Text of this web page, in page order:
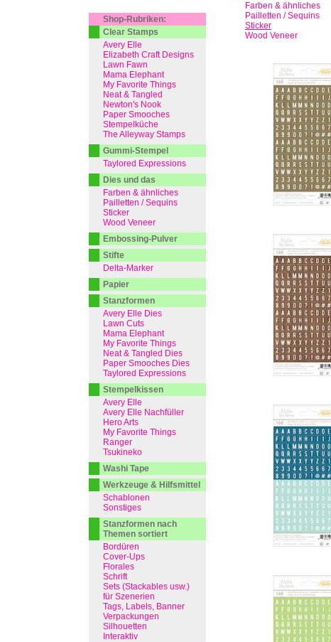
Farben & ähnliches
Pailletten / Sequins
Sticker
Wood Veneer
Shop-Rubriken:
Clear Stamps
Avery Elle
Elizabeth Craft Designs
Lawn Fawn
Mama Elephant
My Favorite Things
Neat & Tangled
Newton's Nook
Paper Smooches
Stempelküche
The Alleyway Stamps
Gummi-Stempel
Taylored Expressions
Dies und das
Farben & ähnliches
Pailletten / Sequins
Sticker
Wood Veneer
Embossing-Pulver
Stifte
Delta-Marker
Papier
Stanzformen
Avery Elle Dies
Lawn Cuts
Mama Elephant
My Favorite Things
Neat & Tangled Dies
Paper Smooches Dies
Taylored Expressions
Stempelkissen
Avery Elle
Avery Elle Nachfüller
Hero Arts
My Favorite Things
Ranger
Tsukineko
Washi Tape
Werkzeuge & Hilfsmittel
Schablonen
Sonstiges
Stanzformen nach
Themen sortiert
Bordüren
Cover-Ups
Florales
Schrift
Sets (Stackables usw.)
für Szenerien
Tags, Labels, Banner
Verpackungen
Silhouetten
Interaktiv